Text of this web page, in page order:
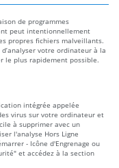
de programmes
peut intentionnellement
propres fichiers malveillants.
votre ordinateur à la
le plus rapidement possible.
intégrée appelée
virus sur votre ordinateur et
à supprimer avec un
l'analyse Hors Ligne
- Icône d'Engrenage ou
et accédez à la section